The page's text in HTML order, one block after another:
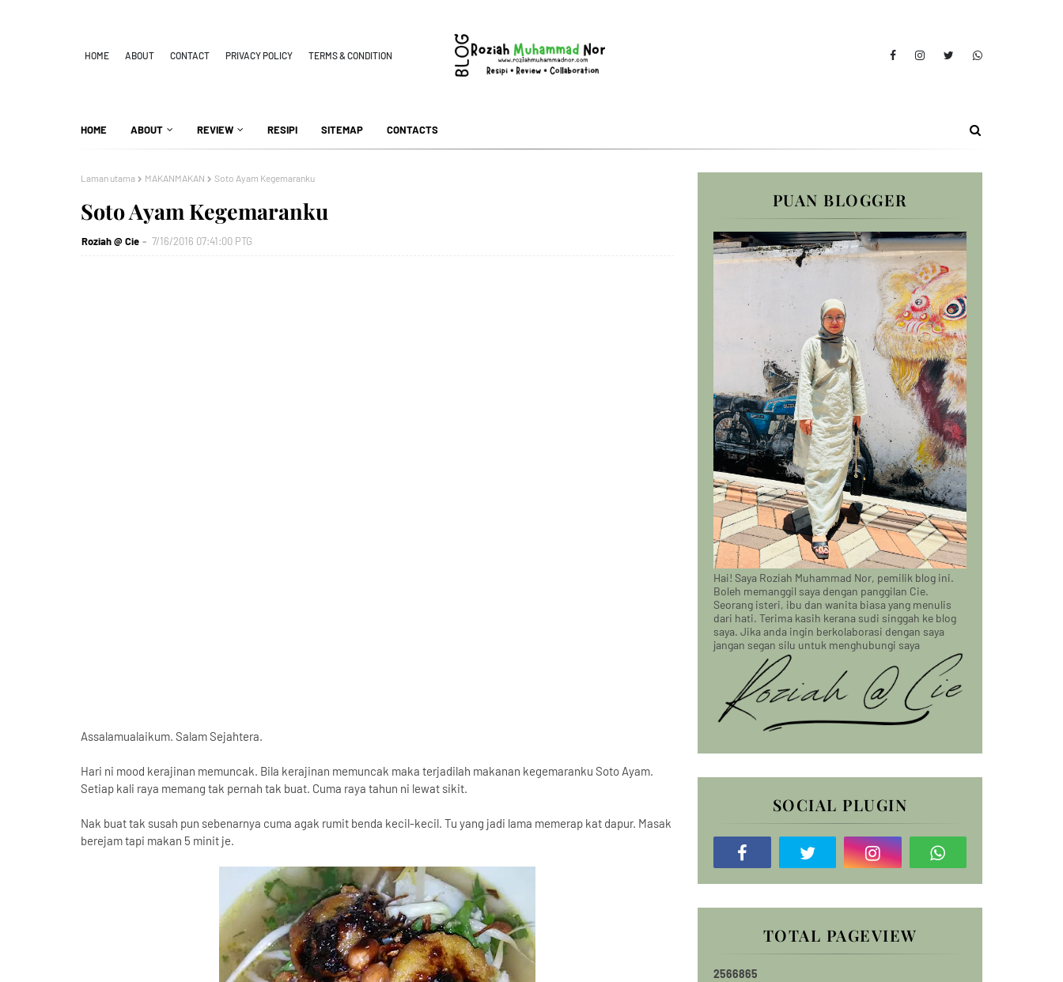
HOME ABOUT CONTACT PRIVACY POLICY TERMS & CONDITION
HOME ABOUT REVIEW RESIPI SITEMAP CONTACTS
Laman utama MAKANMAKAN Soto Ayam Kegemaranku
Soto Ayam Kegemaranku
Roziah @ Cie 7/16/2016 07:41:00 PTG
Assalamualaikum. Salam Sejahtera.
Hari ni mood kerajinan memuncak. Bila kerajinan memuncak maka terjadilah makanan kegemaranku Soto Ayam.
Setiap kali raya memang tak pernah tak buat. Cuma raya tahun ni lewat sikit.
Nak buat tak susah pun sebenarnya cuma agak rumit benda kecil-kecil. Tu yang jadi lama memerap kat dapur. Masak
berejam tapi makan 5 minit je.
PUAN BLOGGER
Hai! Saya Roziah Muhammad Nor, pemilik blog ini.
Boleh memanggil saya dengan panggilan Cie.
Seorang isteri, ibu dan wanita biasa yang menulis
dari hati. Terima kasih kerana sudi singgah ke blog
saya. Jika anda ingin berkolaborasi dengan saya
jangan segan silu untuk menghubungi saya
SOCIAL PLUGIN
TOTAL PAGEVIEW
2566865